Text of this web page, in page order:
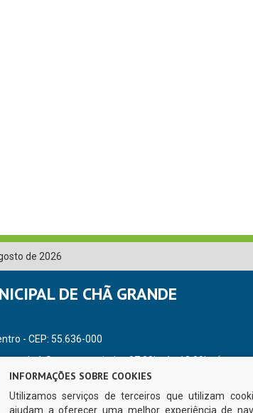
de 2026
DE CHÃ GRANDE
- CEP: 55.636-000
à Sexta, a partir das 07:00hs às 13:00hs
INFORMAÇÕES SOBRE COOKIES
Utilizamos serviços de terceiros que utilizam
ajudam a oferecer uma melhor experiência de